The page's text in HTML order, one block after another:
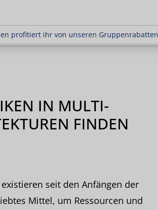
profitiert ihr von unseren
profitiert ihr von unseren
IN MULTI-
FINDEN
seit den Anfängen der
Mittel, um Ressourcen und